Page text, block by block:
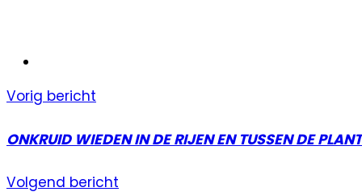
Vorig bericht
ONKRUID WIEDEN IN DE RIJEN EN TUSSEN DE
Volgend bericht